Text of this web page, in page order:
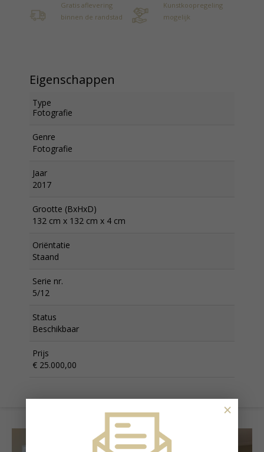
Gratis aflevering
binnen de randstad
Kunstkoopregeling
mogelijk
Eigenschappen
Type
Fotografie
Genre
Fotografie
Jaar
2017
Grootte (BxHxD)
132 cm x 132 cm x 4 cm
Oriëntatie
Staand
Serie nr.
5/12
Status
Beschikbaar
Prijs
€ 25.000,00
×